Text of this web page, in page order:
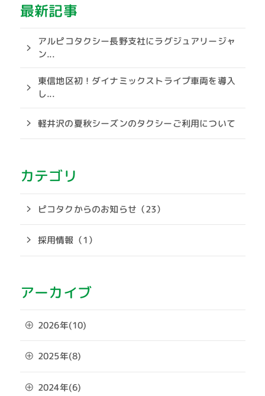
最新記事
アルピコタクシー長野支社にラグジュアリージャ
ン...
東信地区初！ダイナミックストライプ車両を導入
し...
軽井沢の夏秋シーズンのタクシーご利用について
カテゴリ
ピコタクからのお知らせ（23）
採用情報（1）
アーカイブ
2026年(10)
2025年(8)
2024年(6)